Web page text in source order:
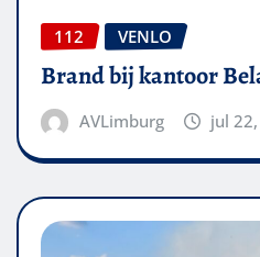
112 VENLO
Brand bij kantoor
AVLimburg jul